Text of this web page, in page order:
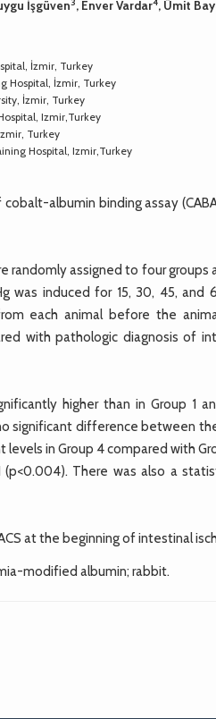
İşgüven , Enver Vardar , Ümit
İzmir, Turkey
Hospital, İzmir, Turkey
İzmir, Turkey
Izmir,Turkey
Turkey
Hospital, Izmir,Turkey
albumin binding assay
assigned to four groups
was induced for 15, 30, 45,
each animal before the
with pathologic diagnosis of
higher than in Group 1
significant difference between
in Group 4 compared with
There was also a
at the beginning of intestinal
modified albumin; rabbit.